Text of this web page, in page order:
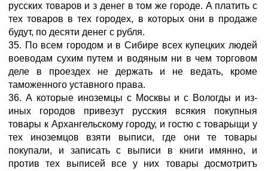
русских товаров и з денег в том же городе. А платить с
тех товаров в тех городех, в которых они в продаже
будут, по десяти денег с рубля.
35. По всем городом и в Сибире всех купецких людей
воеводам сухим путем и водяным ни в чем торговом
деле в проездех не держать и не ведать, кроме
таможенного уставного права.
36. А которые иноземцы с Москвы и с Вологды и из-
иных городов привезут русския всякия покупныя
товары к Архангельскому городу, и гостю с товарыщи у
тех иноземцов взяти выписи, где они те товары
покупали, и записать с выписи в книги имянно, и
против тех выписей все у них товары досмотритъ